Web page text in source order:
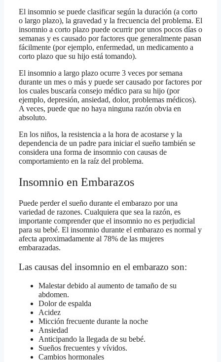
El insomnio se puede clasificar según la duración (a corto
o largo plazo), la gravedad y la frecuencia del problema. El
insomnio a corto plazo puede ocurrir por unos pocos días o
semanas y es causado por factores que generalmente pasan
fácilmente (por ejemplo, enfermedad, un medicamento a
corto plazo que su hijo está tomando).
El insomnio a largo plazo ocurre 3 veces por semana
durante un mes o más y puede ser causado por factores por
los cuales buscaría consejo médico para su hijo (por
ejemplo, depresión, ansiedad, dolor, problemas médicos).
A veces, puede que no haya ninguna razón obvia en
absoluto.
En los niños, la resistencia a la hora de acostarse y la
dependencia de un padre para iniciar el sueño también se
considera una forma de insomnio con causas de
comportamiento en la raíz del problema.
Insomnio en Embarazos
Puede perder el sueño durante el embarazo por una
variedad de razones. Cualquiera que sea la razón, es
importante comprender que el insomnio no es perjudicial
para su bebé. El insomnio durante el embarazo es normal y
afecta aproximadamente al 78% de las mujeres
embarazadas.
Las causas del insomnio en el embarazo son:
Malestar debido al aumento de tamaño de su
abdomen.
Dolor de espalda
Acidez
Micción frecuente durante la noche
Ansiedad
Anticipando la llegada de su bebé.
Sueños frecuentes y vívidos.
Cambios hormonales